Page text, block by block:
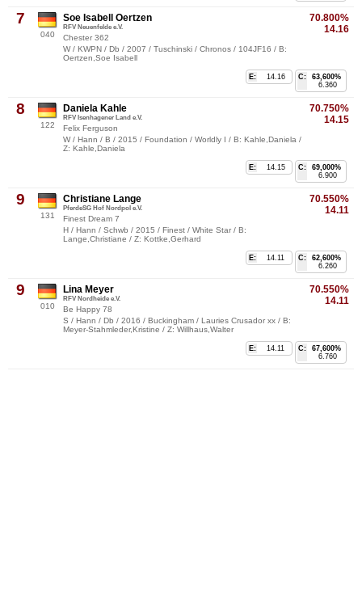
7
040
70.800%
14.16
Soe Isabell Oertzen
RFV Neuenfelde e.V.
Chester 362
W / KWPN / Db / 2007 / Tuschinski / Chronos / 104JF16 / B:
Oertzen,Soe Isabell
C:
63,600%
6.360
E: 14.16
8
122
70.750%
14.15
Daniela Kahle
RFV Isenhagener Land e.V.
Felix Ferguson
W / Hann / B / 2015 / Foundation / Worldly I / B: Kahle,Daniela /
Z: Kahle,Daniela
C:
69,000%
6.900
E: 14.15
9
131
70.550%
14.11
Christiane Lange
PferdeSG Hof Nordpol e.V.
Finest Dream 7
H / Hann / Schwb / 2015 / Finest / White Star / B:
Lange,Christiane / Z: Kottke,Gerhard
C:
62,600%
6.260
E: 14.11
9
010
70.550%
14.11
Lina Meyer
RFV Nordheide e.V.
Be Happy 78
S / Hann / Db / 2016 / Buckingham / Lauries Crusador xx / B:
Meyer-Stahmleder,Kristine / Z: Willhaus,Walter
C:
67,600%
6.760
E: 14.11